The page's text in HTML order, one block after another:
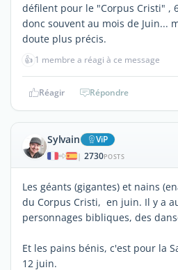
défilent pour le "Corpus Cristi" ,
donc souvent au mois de Juin...
doute plus précis.
👍 1 membre a réagi à ce message
Réagir Répondre
Sylvain ViP
| 2730POSTS
Les géants (gigantes) et nains
du Corpus Cristi, en juin. Il y a
personnages bibliques, des
Et les pains bénis, c'est pour la
12 juin.